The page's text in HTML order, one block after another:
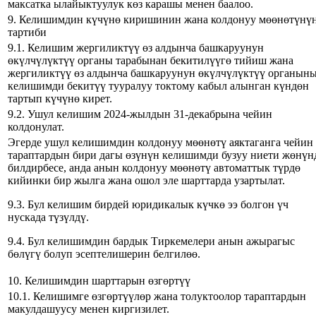
максатка ылайыктуулук көз карашы менен баалоо.
9. Келишимдин күчүнө киришинин жана колдонуу
тартиби
9.1. Келишим жергиликтүү өз алдынча башкаруунун
өкүлчүлүктүү органы тарабынан бекитилүүгө тийиш жана
жергиликтүү өз алдынча башкаруунун өкүлчүлүктүү
келишимди бекитүү тууралуу токтому кабыл алынган күндөн
тартып күчүнө кирет.
9.2. Ушул келишим 2024-жылдын 31-декабрына чейин
колдонулат.
Эгерде ушул келишимдин колдонуу мөөнөтү аяктаганга чейин
тараптардын бири дагы өзүнүн келишимди бузуу ниети
билдирбесе, анда анын колдонуу мөөнөтү автоматтык түрдө
кийинки бир жылга жана ошол эле шарттарда узартылат.
9.3. Бул келишим бирдей юридикалык күчкө ээ болгон үч
нускада түзүлдү.
9.4. Бул келишимдин бардык Тиркемелери анын ажырагыс
бөлүгү болуп эсептелишерин белгилөө.
10. Келишимдин шарттарын өзгөртүү
10.1. Келишимге өзгөртүүлөр жана толуктоолор тараптардын
макулдашуусу менен киргизилет.